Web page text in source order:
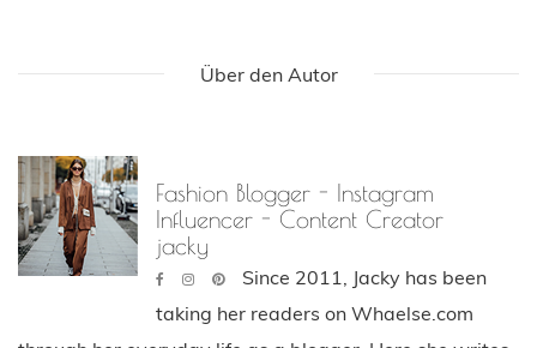
Über den Autor
Fashion Blogger - Instagram
Influencer - Content Creator
jacky
Since 2011, Jacky has been
taking her readers on Whaelse.com